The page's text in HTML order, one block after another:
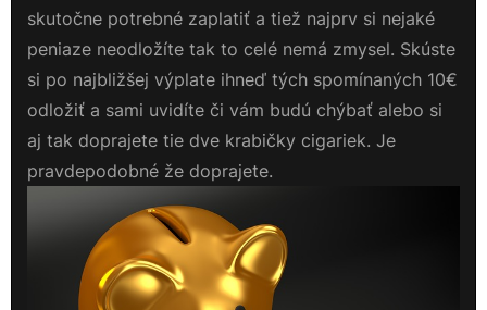
skutočne potrebné zaplatiť a tiež najprv si nejaké
peniaze neodložíte tak to celé nemá zmysel. Skúste
si po najbližšej výplate ihneď tých spomínaných 10€
odložiť a sami uvidíte či vám budú chýbať alebo si
aj tak doprajete tie dve krabičky cigariek. Je
pravdepodobné že doprajete.